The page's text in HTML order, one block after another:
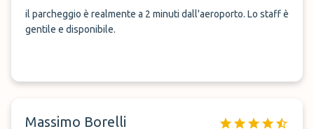
il parcheggio è realmente a 2 minuti dall'aeroporto. Lo staff è
gentile e disponibile.
Massimo Borelli